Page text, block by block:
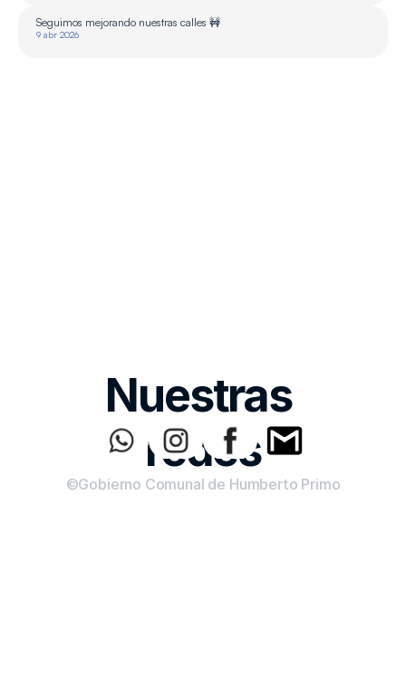
Seguimos mejorando nuestras calles 🚧
9 abr 2026
Nuestras
redes
©Gobierno Comunal de Humberto Primo